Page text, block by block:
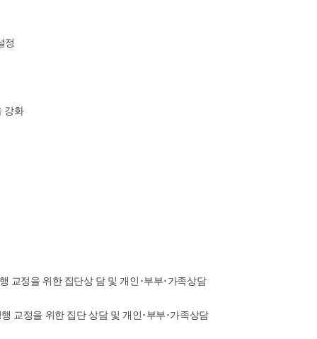
정
강화
교정을 위한 집단상 담 및 개인･부부･가족상담
교정을 위한 집단 상담 및 개인･부부･가족상담